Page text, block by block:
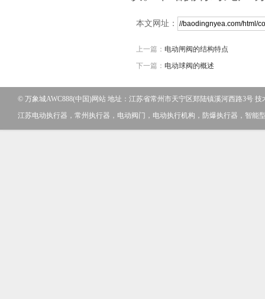
本文网址：
上一篇： 电动闸阀的结构特点
下一篇： 电动球阀的概述
© 万象城AWC888(中国)网站 地址：江苏省常州市天宁区郑陆镇溪河西路3号 技
江苏电动执行器，常州执行器，电动阀门，电动执行机构，防爆执行器，智